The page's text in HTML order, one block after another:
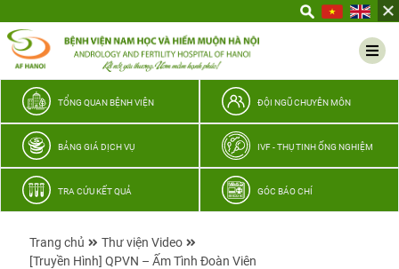
thương
TỔNG QUAN BỆNH VIỆN ĐỘI NGŨ CHUYÊN MÔN
BẢNG GIÁ DỊCH VỤ IVF - THỤ TINH ỐNG NGHIỆM
TRA CỨU KẾT QUẢ GÓC BÁO CHÍ
Trang chủ
Thư viện Video
[Truyền Hình] QPVN – Ấm Tình Đoàn Viên